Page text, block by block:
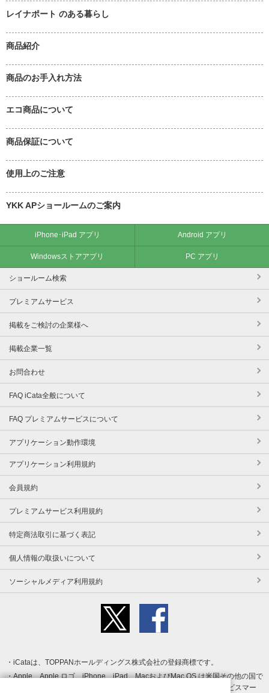
レイナポート のある暮らし
商品紹介
商品のお手入れ方法
エコ商品について
商品保証について
使用上のご注意
YKK APショールームのご案内
iPhone･iPad アプリ Android アプリ
Windowsストアアプリ PC アプリ
ショールーム検索
プレミアムサービス
掲載をご検討の企業様へ
掲載企業一覧
お問合わせ
FAQ iCata全般について
FAQ プレミアムサービスについて
アプリケーション動作環境
アプリケーション利用規約
会員規約
プレミアムサービス利用規約
特定商法取引に基づく表記
個人情報の取扱いについて
ソーシャルメディア利用規約
iCataは、TOPPANホールディングス株式会社の登録商標です。
Apple、Apple ロゴ、iPhone、iPad、MacおよびMac OS は米国その他の国で
登録された Apple Inc. の商標です。App Store は Apple Inc. のサービスマー